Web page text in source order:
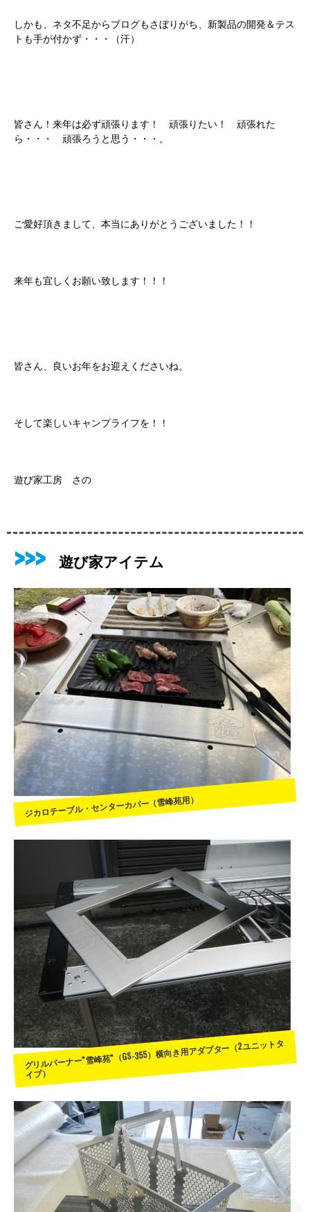
しかも、ネタ不足からブログもさぼりがち、新製品の開発＆テス
トも手が付かず・・・（汗）
皆さん！来年は必ず頑張ります！ 頑張りたい！ 頑張れた
ら・・・ 頑張ろうと思う・・・。
ご愛好頂きまして、本当にありがとうございました！！
来年も宜しくお願い致します！！！
皆さん、良いお年をお迎えくださいね。
そして楽しいキャンプライフを！！
遊び家工房 さの
遊び家アイテム
ジカロテーブル・センターカバー（雪峰苑用）
グリルバーナー”雪峰苑”（GS-355）横向き用アダプター（2ユニットタ
イプ）